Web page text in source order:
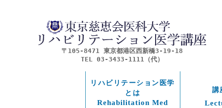
〒105-8471 東京都港区西新橋3-19-18
TEL 03-3433-1111（代）
リハビリテーション医学
とは
Rehabilitation Med
講